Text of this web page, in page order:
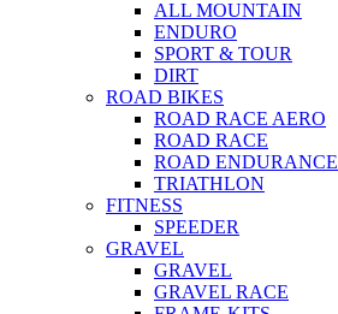
ALL MOUNTAIN
ENDURO
SPORT & TOUR
DIRT
ROAD BIKES
ROAD RACE AERO
ROAD RACE
ROAD ENDURANCE
TRIATHLON
FITNESS
SPEEDER
GRAVEL
GRAVEL
GRAVEL RACE